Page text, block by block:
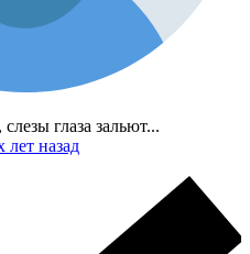
глаза зальют...
лет назад